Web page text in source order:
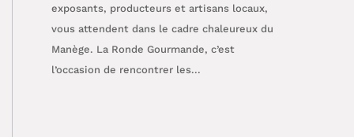
exposants, producteurs et artisans locaux,
vous attendent dans le cadre chaleureux du
Manège. La Ronde Gourmande, c’est
l’occasion de rencontrer les...